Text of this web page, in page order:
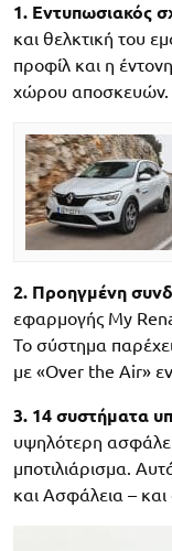
1. Εντυπωσιακός
και θελκτική του
προφίλ και η
χώρου αποσκευών.
2. Προηγμένη
εφαρμογής My
Το σύστημα
με «Over the Air»
3. 14 συστήματα
υψηλότερη
μποτιλιάρισμα.
και Ασφάλεια –